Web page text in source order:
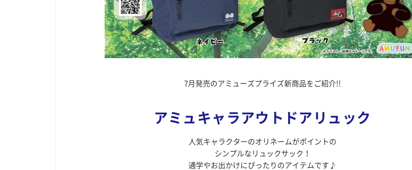
7月発売のアミューズプライズ新商品をご紹介!!
アミュキャラアウトドアリュック
人気キャラクターのオリネームがポイントの
シンプルなリュックサック！
通学やお出かけにぴったりのアイテムです♪